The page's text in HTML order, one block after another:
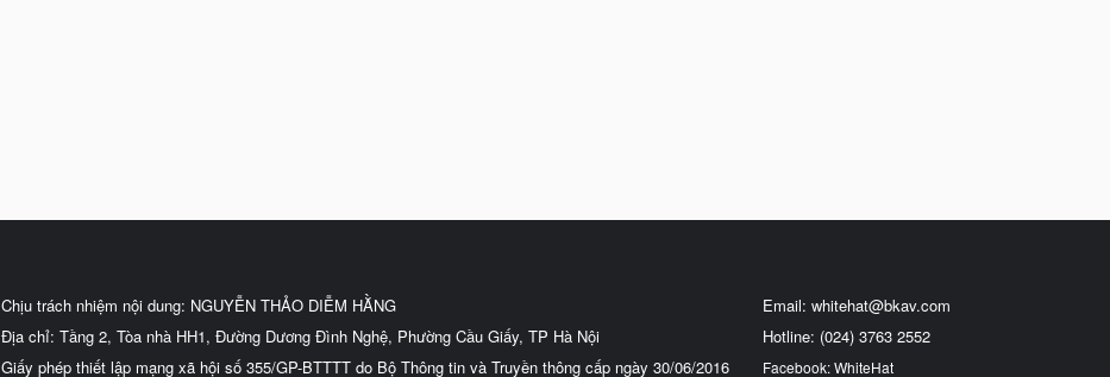
Chịu trách nhiệm nội dung: NGUYỄN THẢO DIỄM HẰNG
Địa chỉ: Tầng 2, Tòa nhà HH1, Đường Dương Đình Nghệ, Phường Cầu Giấy, TP Hà Nội
Giấy phép thiết lập mạng xã hội số 355/GP-BTTTT do Bộ Thông tin và Truyền thông cấp ngày 30/06/2016
Email: whitehat@bkav.com
Hotline: (024) 3763 2552
Facebook: WhiteHat